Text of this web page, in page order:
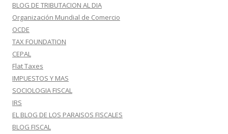
BLOG DE TRIBUTACION AL DIA
Organización Mundial de Comercio
OCDE
TAX FOUNDATION
CEPAL
Flat Taxes
IMPUESTOS Y MAS
SOCIOLOGIA FISCAL
IRS
EL BLOG DE LOS PARAISOS FISCALES
BLOG FISCAL